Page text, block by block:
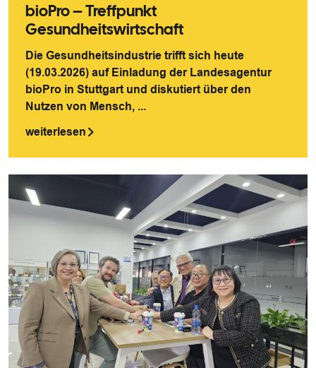
bioPro – Treffpunkt
Gesundheitswirtschaft
Die Gesundheitsindustrie trifft sich heute
(19.03.2026) auf Einladung der Landesagentur
bioPro in Stuttgart und diskutiert über den
Nutzen von Mensch, ...
weiterlesen